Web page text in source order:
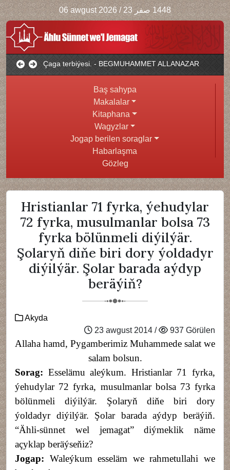
06 awgust 2026 / 1448 صفر 23
Çaga terbiýesi. - BEGMUHAMMET ALLANAZAR
Baş sahypa
Makalalar
Kitaphana
Wagyzlar
Jogap berilen soraglar
Habarlaşma
Gözleg
Hristianlar 71 fyrka, ýehudylar
72 fyrka, musulmanlar bolsa 73
fyrka bölünmeli diýilýär.
Şolaryň diňe biri dory ýoldadyr
diýilýär. Şolar barada aýdyp
beräýiň?
Akyda
23 awgust 2014 /
937 Görülen
Allaha hamd, Pygamberimiz Muhammede salat we
salam bolsun.
Sorag: Esselämu aleýkum. Hristianlar 71 fyrka,
ýehudylar 72 fyrka, musulmanlar bolsa 73 fyrka
bölünmeli diýilýär. Şolaryň diňe biri dory
ýoldadyr diýilýär. Şolar barada aýdyp beräýiň.
“Ähli-sünnet wel jemagat”diýmeklik näme
açyklap beräýseňiz?
Jogap: Waleýkum esseläm we rahmetullahi we